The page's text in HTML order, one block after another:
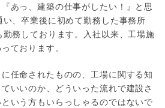
あっ、建築の仕事がしたい！』と思
、卒業後に初めて勤務した事務所
務しております。入社以来、工場施
ております。
任命されたものの、工場に関する知
いいのか、どういった流れで建設さ
いう方もいらっしゃるのではないで